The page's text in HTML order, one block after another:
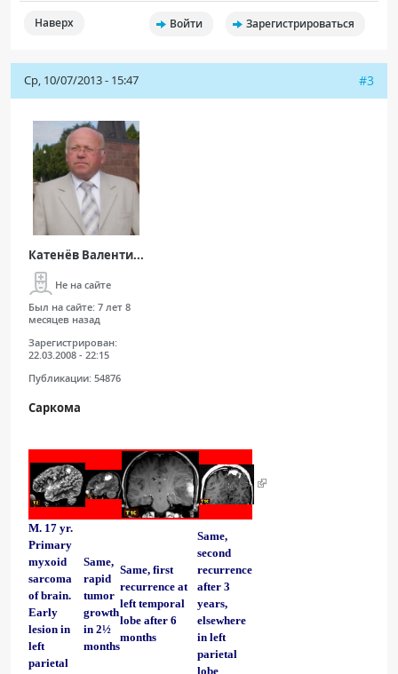
Наверх Войти Зарегистрироваться
Ср, 10/07/2013 - 15:47 #3
Катенёв Валенти...
Не на сайте
Был на сайте: 7 лет 8
месяцев назад
Зарегистрирован:
22.03.2008 - 22:15
Публикации: 54876
Саркома
M. 17 yr.
Primary
myxoid
sarcoma
of brain.
Early
lesion in
left
parietal
Same,
rapid
tumor
growth
in 2½
months
Same, first
recurrence at
left temporal
lobe after 6
months
Same,
second
recurrence
after 3
years,
elsewhere
in left
parietal
lobe